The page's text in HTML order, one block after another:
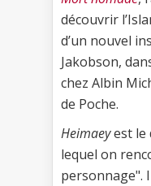
découvrir
d’un nouvel
Jakobson,
chez Albin
de Poche.
Heimaeyest le
lequel on
personnage".